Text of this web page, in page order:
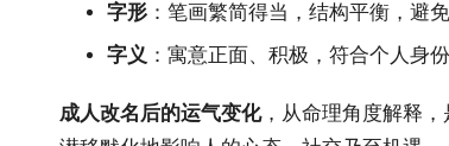
字形 ：笔画繁简得当，结构平衡，避
字义 ：寓意正面、积极，符合个人身份
成人改名后的运气变化，从命理角度解释，